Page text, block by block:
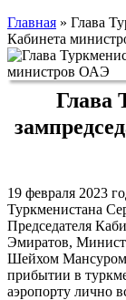
Главная » Глава
Кабинета
Глава
19 февраля 2023
Туркменистана
Председателя
Эмиратов,
Шейхом Мансуром
прибытии в
аэропорту лично